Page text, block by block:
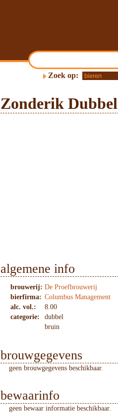
Zoek op:
Zonderik
algemene info
brouwerij: De Proefbrouwerij
bierfirma: Columbus Management
alc. vol.:
8.00
categorie:
dubbel
bruin
brouwgegevens
geen brouwgegevens beschikbaar.
bewaarinfo
geen bewaar informatie beschikbaar.